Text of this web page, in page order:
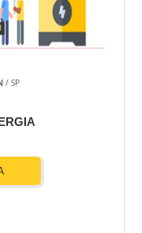
/ SP